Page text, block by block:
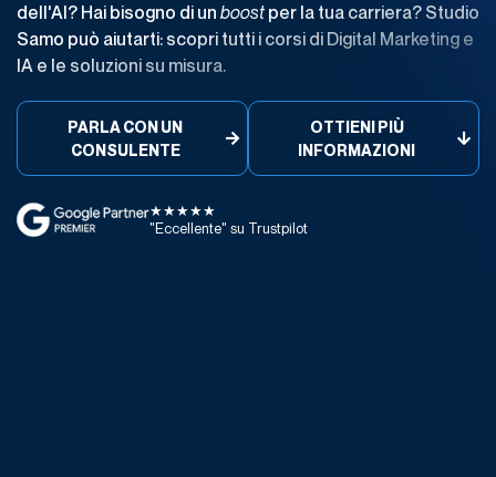
dell'AI? Hai bisogno di un boostper la tua carriera? Studio
Samo può aiutarti: scopri tutti i corsi di Digital Marketing e
IA e le soluzioni su misura.
PARLA CON UN
CONSULENTE
OTTIENI PIÙ
INFORMAZIONI
★★★★★
"Eccellente" su Trustpilot